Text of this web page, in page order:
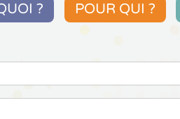
? POUR QUI ?